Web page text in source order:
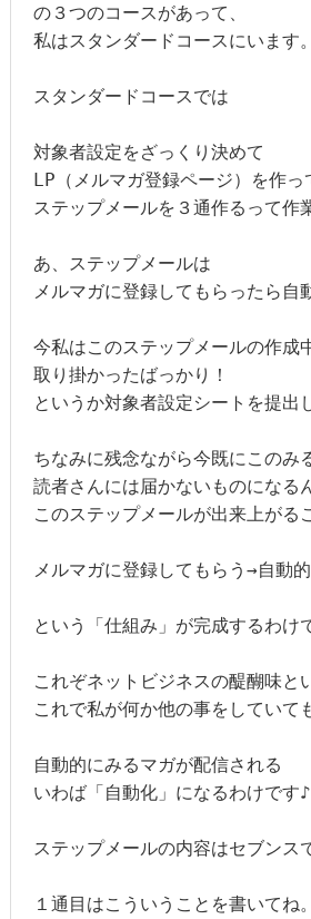
の３つのコースがあって、
私はスタンダードコースにいます。
スタンダードコースでは
対象者設定をざっくり決めて
LP（メルマガ登録ページ）を作っ
ステップメールを３通作るって作
あ、ステップメールは
メルマガに登録してもらったら
今私はこのステップメールの作成
取り掛かったばっかり！
というか対象者設定シートを提出
ちなみに残念ながら今既にこのみ
読者さんには届かないものになる
このステップメールが出来上がる
メルマガに登録してもらう→自動
という「仕組み」が完成するわけ
これぞネットビジネスの醍醐味と
これで私が何か他の事をしていて
自動的にみるマガが配信される
いわば「自動化」になるわけです♪
ステップメールの内容はセブンス
１通目はこういうことを書いてね。